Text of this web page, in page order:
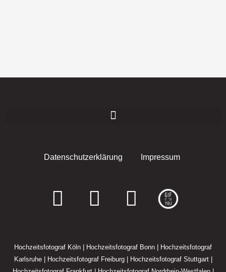
Datenschutzerklärung Impressum
F
c
e
I
s
t
E
v
e
Hochzeitsfotograf Köln Hochzeitsfotograf Bonn
Hochzeitsfotograf
Karlsruhe| Hochzeitsfotograf Freiburg| Hochzeitsfotograf Stuttgart|